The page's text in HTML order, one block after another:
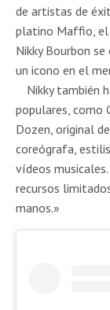
de artistas de
platino Maffio, el
Nikky Bourbon
un icono en el
Nikky también
populares, como
Dozen, original
coreógrafa,
vídeos
recursos
manos.»